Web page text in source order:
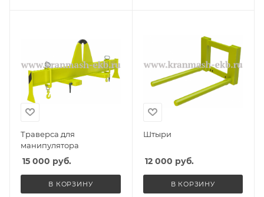
Траверса для
манипулятора
15 000 руб.
В КОРЗИНУ
Штыри
12 000 руб.
В КОРЗИНУ